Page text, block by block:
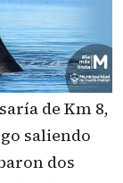
de Km 8,
saliendo
dos